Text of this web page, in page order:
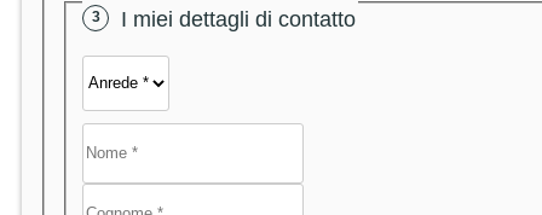
I miei dettagli di contatto